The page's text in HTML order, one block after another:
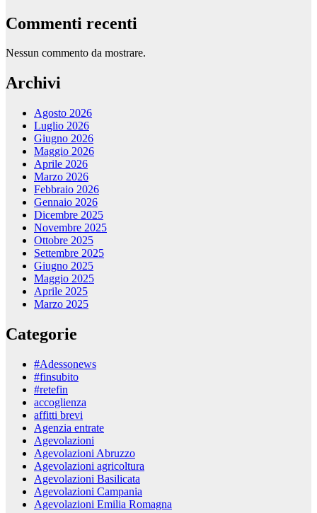
Commenti recenti
Nessun commento da mostrare.
Archivi
Agosto 2026
Luglio 2026
Giugno 2026
Maggio 2026
Aprile 2026
Marzo 2026
Febbraio 2026
Gennaio 2026
Dicembre 2025
Novembre 2025
Ottobre 2025
Settembre 2025
Giugno 2025
Maggio 2025
Aprile 2025
Marzo 2025
Categorie
#Adessonews
#finsubito
#retefin
accoglienza
affitti brevi
Agenzia entrate
Agevolazioni
Agevolazioni Abruzzo
Agevolazioni agricoltura
Agevolazioni Basilicata
Agevolazioni Campania
Agevolazioni Emilia Romagna